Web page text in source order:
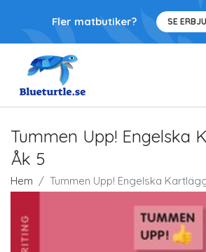
Fler matbutiker? SE
Tummen Upp! Engelska
Åk 5
Hem Tummen Upp! Engelska